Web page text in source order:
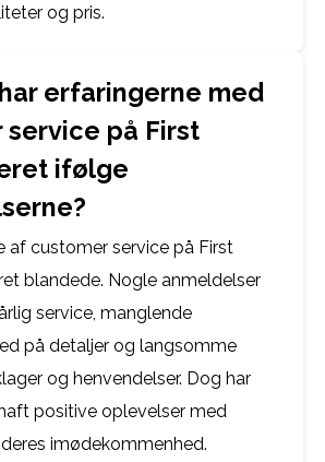
og pris.
erfaringerne med
service på First
ifølge
af customer service på First
blandede. Nogle anmeldelser
service, manglende
på detaljer og langsomme
og henvendelser. Dog har
positive oplevelser med
imødekommenhed.